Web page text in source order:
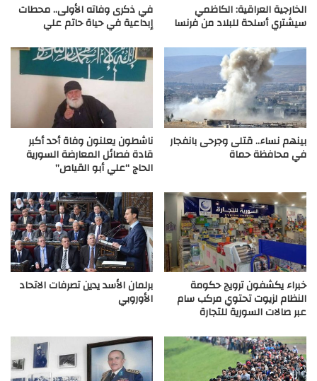
الخارجية العراقية: الكاظمي
سيشتري أسلحة للبلاد من فرنسا
في ذكرى وفاته الأولى.. محطات
إبداعية في حياة حاتم علي
بينهم نساء.. قتلى وجرحى بانفجار
في محافظة حماة
ناشطون يعلنون وفاة أحد أكبر
قادة فصائل المعارضة السورية
الحاج “علي أبو القياص”
خبراء يكشفون ترويج حكومة
النظام لزيوت تحتوي مركب سام
عبر صالات السورية للتجارة
برلمان الأسد يدين تصرفات الاتحاد
الأوروبي